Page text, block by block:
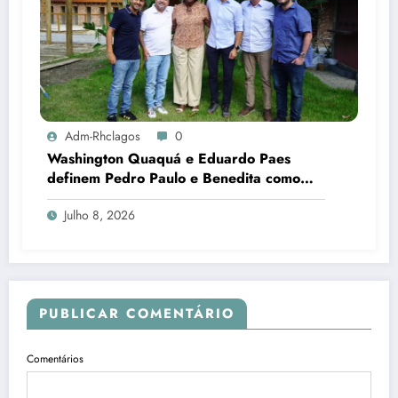
Adm-Rhclagos 0
Washington Quaquá e Eduardo Paes
definem Pedro Paulo e Benedita como
candidatos ao Senado no Rio
Julho 8, 2026
PUBLICAR COMENTÁRIO
Comentários